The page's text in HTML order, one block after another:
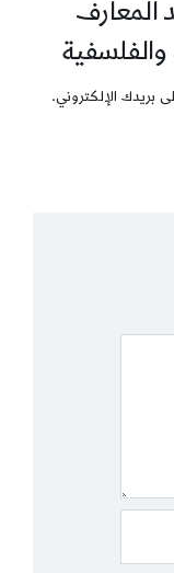
المعارف
والفلسفية
بريدك الإلكتروني.